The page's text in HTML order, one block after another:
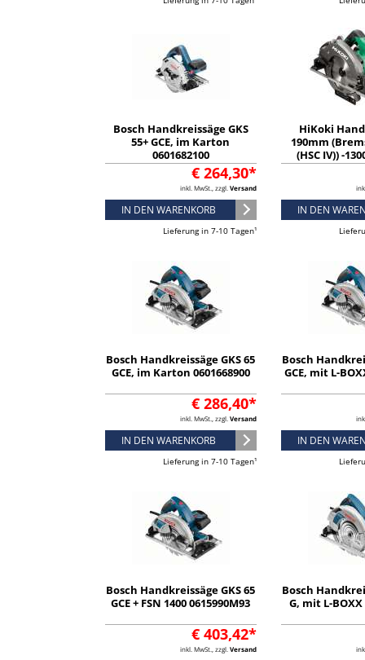
Bosch Handkreissäge GKS
55+ GCE, im Karton
0601682100
€ 264,30*
inkl. MwSt., zzgl. Versand
IN DEN WARENKORB
Lieferung in 7-10 Tagen¹
HiKoki
190mm
(HSC IV)) -
IN DEN
Bosch Handkreissäge GKS 65
GCE, im Karton 0601668900
€ 286,40*
inkl. MwSt., zzgl. Versand
IN DEN WARENKORB
Lieferung in 7-10 Tagen¹
Bosch
GCE, mit L-
IN DEN
Bosch Handkreissäge GKS 65
GCE + FSN 1400 0615990M93
€ 403,42*
inkl. MwSt., zzgl. Versand
Bosch
G, mit L-BOXX